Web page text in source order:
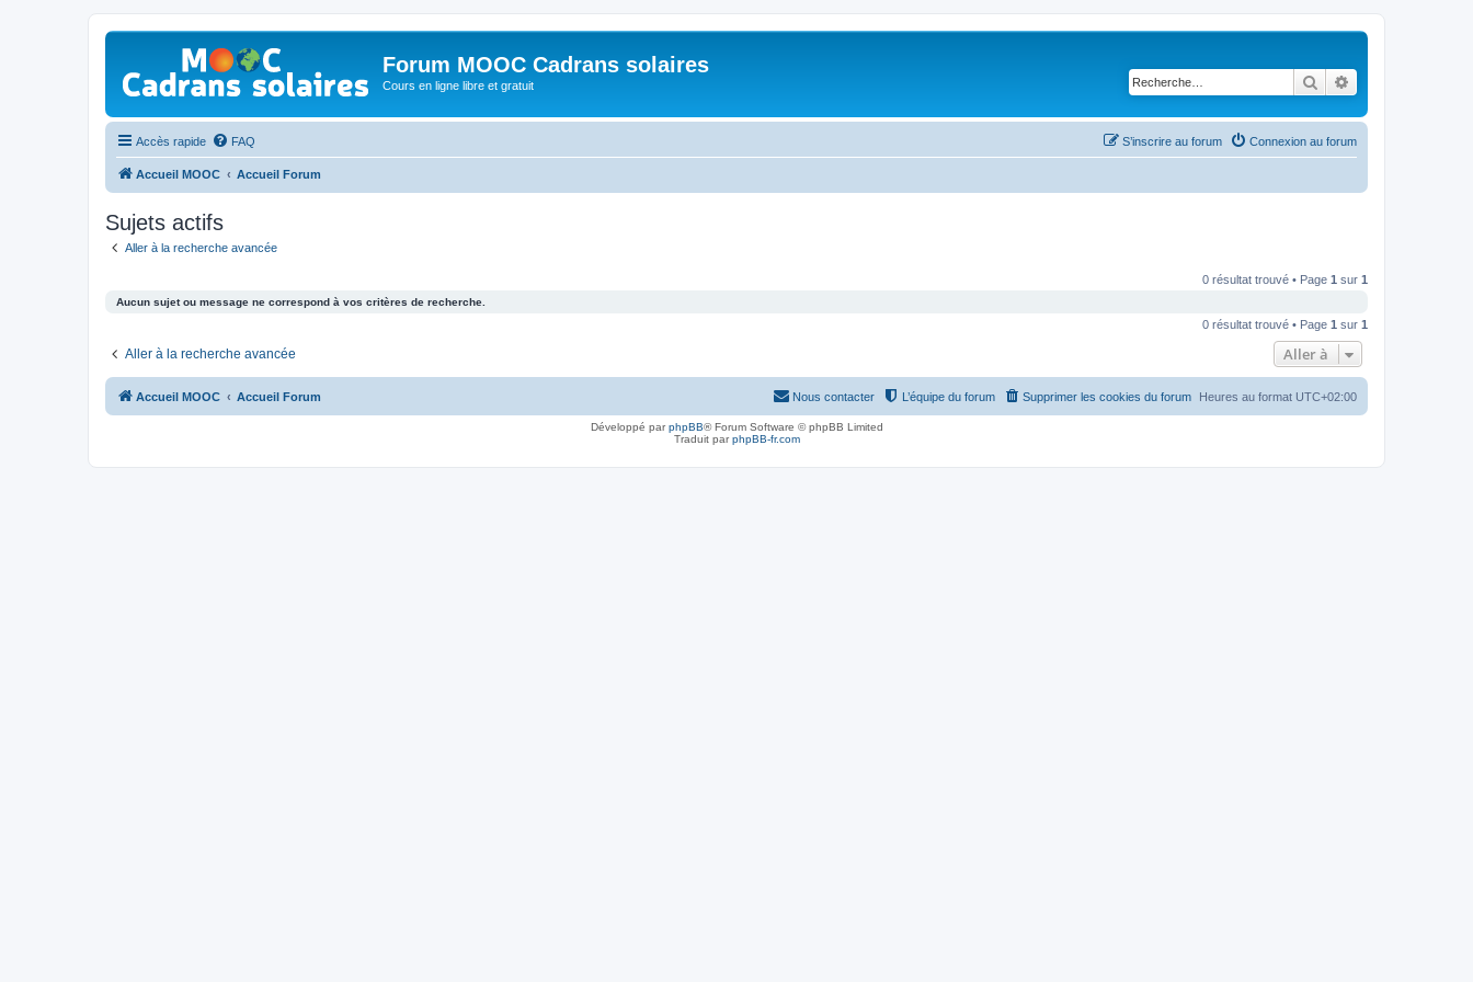
Forum MOOC Cadrans solaires
Cours en ligne libre et gratuit Rechercher
Accès rapide FAQ Connexion au forum
S’inscrire au forum
Accueil MOOC Accueil Forum
Sujets actifs
Aller à la recherche avancée
0 résultat trouvé • Page 1 sur 1
Aucun sujet ou message ne correspond à vos critères de recherche.
0 résultat trouvé • Page 1 sur 1
Aller à la recherche avancée Aller à
Accueil MOOC Accueil Forum Heures au format UTC+02:00
Supprimer les cookies du forum
L’équipe du forum
Nous contacter
Développé parphpBB® Forum Software © phpBB Limited
Traduit parphpBB-fr.com